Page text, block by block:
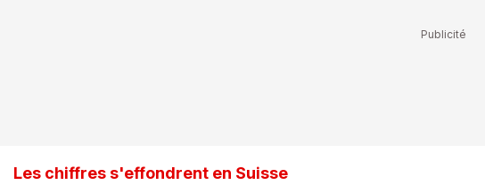
Les chiffres s'effondrent en Suisse